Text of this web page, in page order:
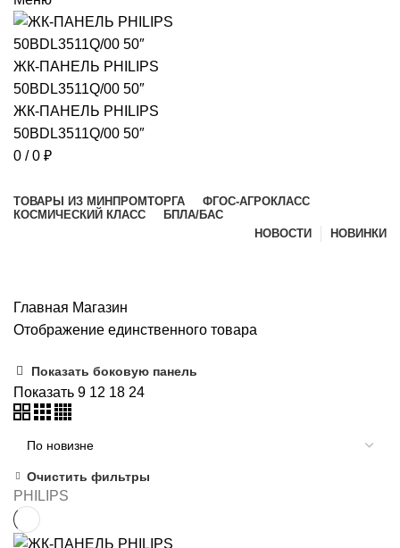
0 / 0 ₽
ТОВАРЫ ИЗ МИНПРОМТОРГА
ФГОС-АГРОКЛАСС
КОСМИЧЕСКИЙ КЛАСС
БПЛА/БАС
НОВОСТИ
НОВИНКИ
Главная Магазин
Отображение единственного товара
Показать боковую панель
Показать 9 12 18 24
Очистить фильтры
PHILIPS